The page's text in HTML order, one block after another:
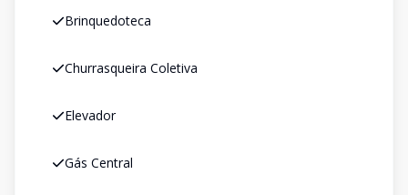
Brinquedoteca
Churrasqueira Coletiva
Elevador
Gás Central